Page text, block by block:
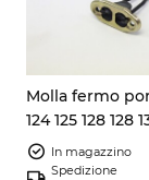
Molla fermo
124 125 128 128
YugoIn magazzino
Spedizione